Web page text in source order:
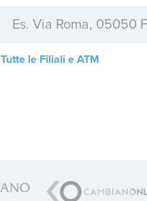
Tutte le Filiali e ATM